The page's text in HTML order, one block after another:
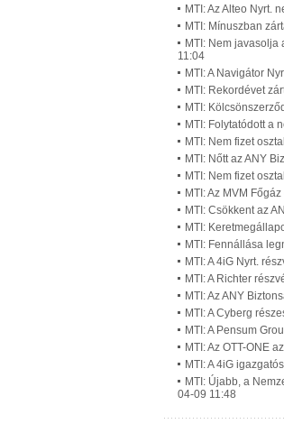
MTI: Az Alteo Nyrt.
MTI: Mínuszban
MTI: Nem
11:04
MTI: A Navigátor
MTI: Rekordévet
MTI:
MTI: Folytatódott a
MTI: Nem fizet
MTI: Nőtt az ANY
MTI: Nem fizet
MTI: Az MVM
MTI: Csökkent az
MTI:
MTI: Fennállása
MTI: A 4iG Nyrt.
MTI: A Richter
MTI: Az ANY
MTI: A Cyberg
MTI: A Pensum
MTI: Az OTT-ONE
MTI: A 4iG
MTI: Újabb, a
04-09 11:48